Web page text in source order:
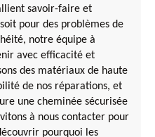
savoir-faire et
pour des problèmes de
notre équipe à
avec efficacité et
des matériaux de haute
de nos réparations, et
une cheminée sécurisée
à nous contacter pour
pourquoi les